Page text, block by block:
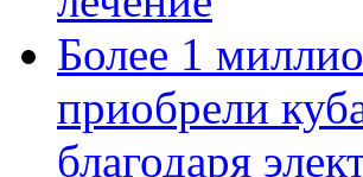
Более 1
приобрели
благодаря